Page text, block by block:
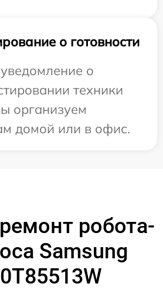
о готовности
о
техники
организуем
домой или в офис.
робота-
Samsung